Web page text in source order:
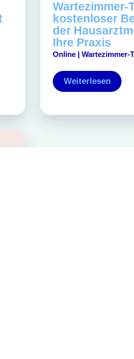
Wartezimmer-
kostenloser
der
Ihre Praxis
Online | Wartezimmer-
Weiterlesen